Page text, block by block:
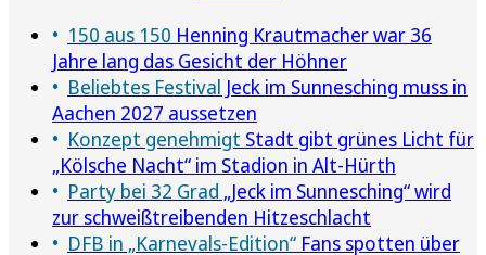
150 aus 150 Henning Krautmacher war 36
Jahre lang das Gesicht der Höhner
Beliebtes Festival Jeck im Sunnesching muss in
Aachen 2027 aussetzen
Konzept genehmigt Stadt gibt grünes Licht für
„Kölsche Nacht“ im Stadion in Alt-Hürth
Party bei 32 Grad „Jeck im Sunnesching“ wird
zur schweißtreibenden Hitzeschlacht
DFB in „Karnevals-Edition“ Fans spotten über